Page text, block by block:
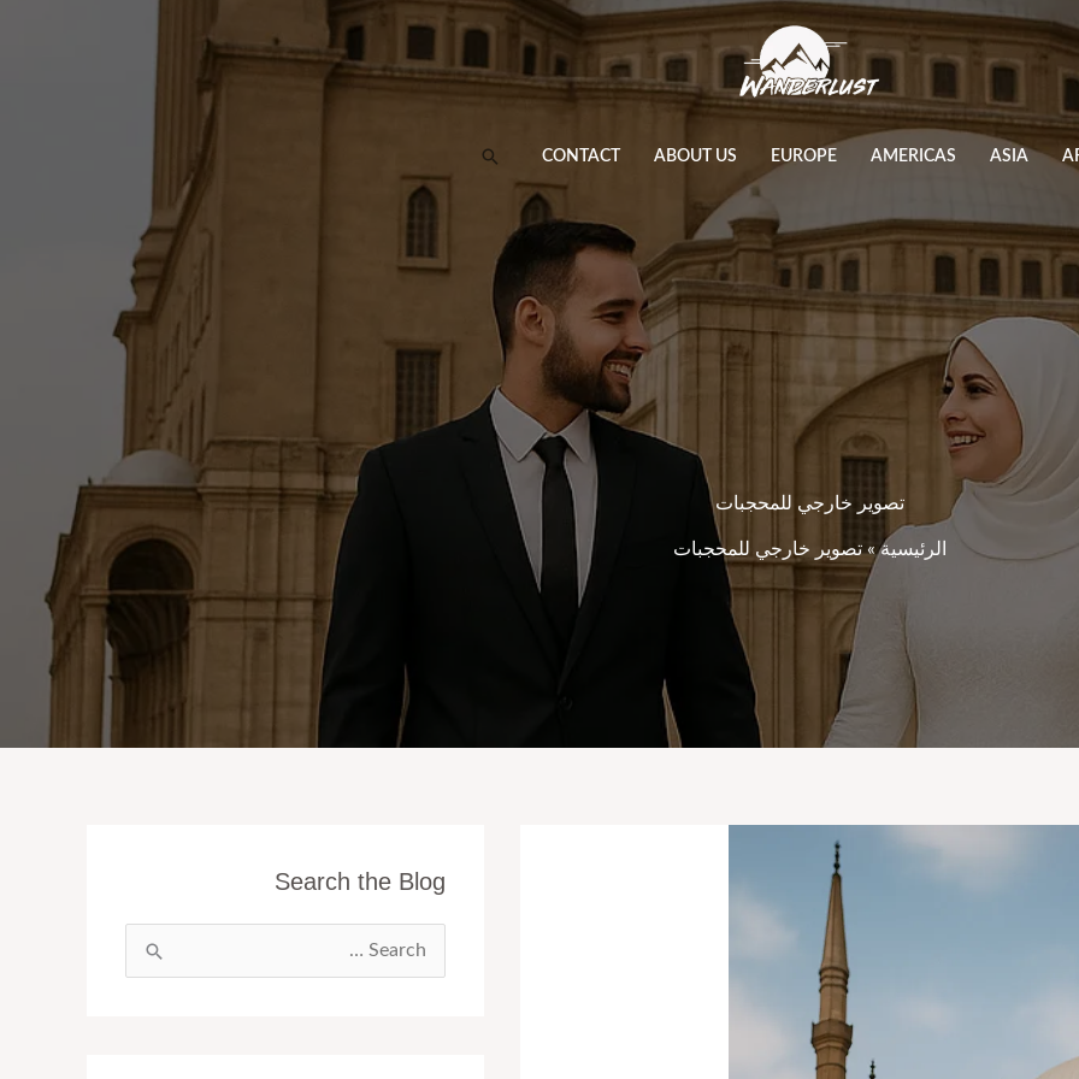
ASIA
AMERICAS
EUROPE
ABOUT US
CONTACT البحث
تصوير خارجي للمحجبات
الرئيسية » تصوير خارجي للمحجبات
Search the Blog